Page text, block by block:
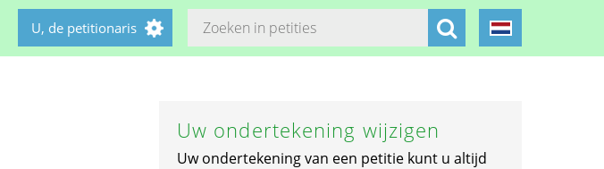
U, de petitionaris
Uw ondertekening wijzigen
Uw ondertekening van een petitie kunt u altijd